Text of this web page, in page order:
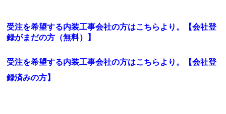
受注を希望する内装工事会社の方はこちらより。【会社登
録がまだの方（無料）】
受注を希望する内装工事会社の方はこちらより。
【会社登
録済みの方】